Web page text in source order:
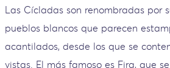
Las Cícladas son renombradas por
pueblos blancos que parecen
acantilados, desde los que se
vistas. El más famoso es Fira, que